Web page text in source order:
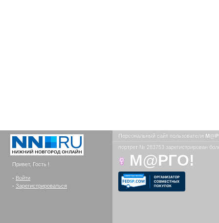
Привет, Гость !
- Войти
- Зарегистрироваться
Персональный сайт пользователя
портрет № 283753 зарегистрирован
М@РГО!